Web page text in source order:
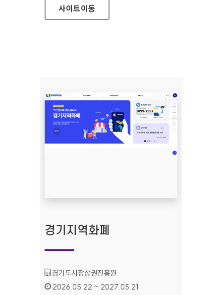
사이트이동
경기지역화폐
기관명 :
경기도시장상권진흥원
인증기간 :
2026.05.22 ~ 2027.05.21